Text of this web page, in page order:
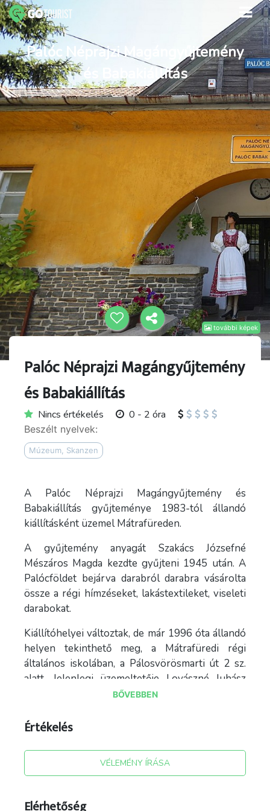
további képek
Palóc Néprajzi Magángyűjtemény
és Babakiállítás
Palóc Néprajzi Magángyűjtemény
és Babakiállítás
Nincs értékelés 0 - 2 óra
Beszélt nyelvek:
Múzeum, Skanzen
A Palóc Néprajzi Magángyűjtemény és
Babakiállítás gyűjteménye 1983-tól állandó
kiállításként üzemel Mátrafüreden.
A gyűjtemény anyagát Szakács Józsefné
Mészáros Magda kezdte gyűjteni 1945 után. A
Palócföldet bejárva darabról darabra vásárolta
össze a régi hímzéseket, lakástextileket, viseleti
darabokat.
Kiállítóhelyei változtak, de már 1996 óta állandó
helyen tekinthető meg, a Mátrafüredi régi
általános iskolában, a Pálosvörösmarti út 2 sz.
alatt. Jelenlegi üzemeltetője Lovászné Juhász
A palóc tájegységre jellemző, hogy szinte
minden falunak, falucsoportnak más-más a
viselete. A 30 darab népviseletbe öltöztetett
baba ezt a sokszínűséget tárja a látogatók elé.
Látható itt többek között fiatal menyecske
BŐVEBBEN
Értékelés
VÉLEMÉNY ÍRÁSA